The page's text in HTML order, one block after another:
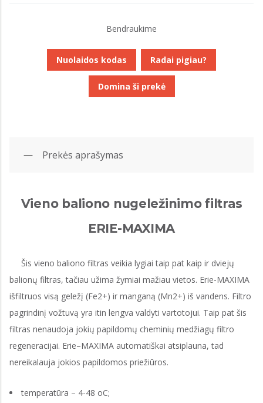
Bendraukime
Nuolaidos kodas Radai pigiau?
Domina ši prekė
Prekės aprašymas
Vieno baliono nugeležinimo filtras
ERIE-MAXIMA
Šis vieno baliono filtras veikia lygiai taip pat kaip ir dviejų
balionų filtras, tačiau užima žymiai mažiau vietos. Erie-MAXIMA
išfiltruos visą geležį (Fe2+) ir manganą (Mn2+) iš vandens. Filtro
pagrindinį vožtuvą yra itin lengva valdyti vartotojui. Taip pat šis
filtras nenaudoja jokių papildomų cheminių medžiagų filtro
regeneracijai. Erie–MAXIMA automatiškai atsiplauna, tad
nereikalauja jokios papildomos priežiūros.
temperatūra – 4-48 oC;